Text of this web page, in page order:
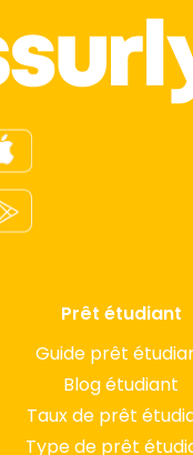
Prêt étudiant
Guide prêt
Blog étudiant
Taux de prêt
Type de prêt